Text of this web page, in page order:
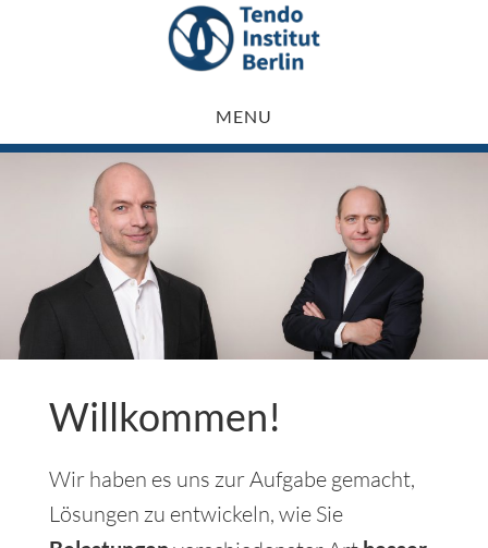
MENU
Willkommen!
Wir haben es uns zur Aufgabe gemacht,
Lösungen zu entwickeln, wie Sie